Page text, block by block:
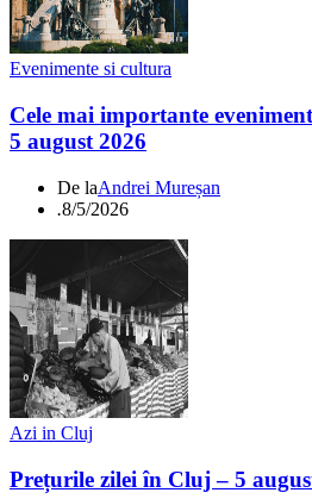
Evenimente si cultura
Cele mai importante
5 august 2026
De laAndrei Mureșan
.8/5/2026
Azi in Cluj
Prețurile zilei în Cluj – 5